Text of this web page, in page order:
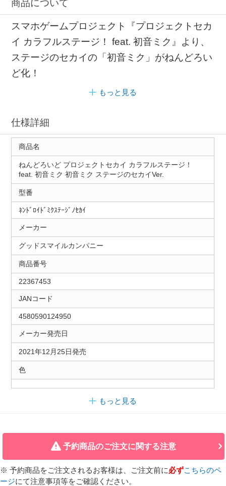
商品について
スマホゲームプロジェクト『プロジェクトセカ
イ カラフルステージ！ feat. 初音ミク』より、
ステージのセカイの「初音ミク」がねんどろい
ど化！
もっと見る
仕様詳細
商品名
ねんどろいど プロジェクトセカイ カラフルステージ！
feat. 初音ミク 初音ミク ステージのセカイVer.
型番
ﾈﾝﾄﾞﾛｲﾄﾞﾐｸｽﾃｰｼﾞﾉｾｶｲ
メーカー
グッドスマイルカンパニー
商品番号
22367453
JANコード
4580590124950
メーカー発売日
2021年12月25日発売
色
もっと見る
予約商品のご注文に関する注意
※ 予約商品をご注文されるお客様は、ご注文前に必ずこちらのペ
ージにて注意事項等をご確認ください。